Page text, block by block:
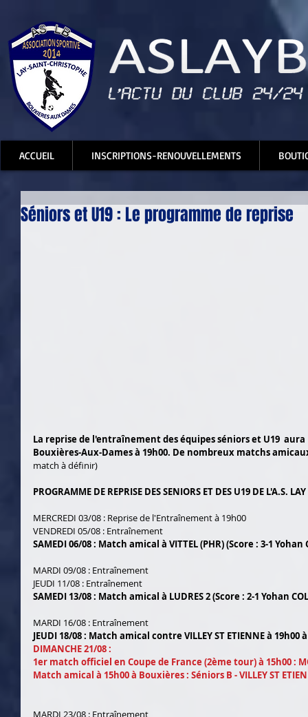
ACCUEIL INSCRIPTIONS-RENOUVELLEMENTS
Séniors et U19 : Le programme de reprise
La reprise de l'entraînement des équipes séniors et U19
Bouxières-Aux-Dames à 19h00. De nombreux matchs
match à définir)
PROGRAMME DE REPRISE DES SENIORS ET DES U19 DE L'A.S.
MERCREDI 03/08 : Reprise de l'Entraînement à 19h00
VENDREDI 05/08 : Entraînement
SAMEDI 06/08 : Match amical à VITTEL (PHR) (Score : 3-1 Yohan
MARDI 09/08 : Entraînement
JEUDI 11/08 : Entraînement
SAMEDI 13/08 : Match amical à LUDRES 2 (Score : 2-1 Yohan
MARDI 16/08 : Entraînement
JEUDI 18/08 : Match amical contre VILLEY ST ETIENNE à 19h00
DIMANCHE 21/08 :
1er match officiel en Coupe de France (2ème tour) à 15h00 :
Match amical à 15h00 à Bouxières : Séniors B - VILLEY ST
MARDI 23/08 : Entraînement